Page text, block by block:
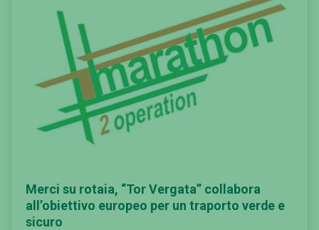
Merci su rotaia, “Tor Vergata” collabora
all’obiettivo europeo per un traporto verde e
sicuro